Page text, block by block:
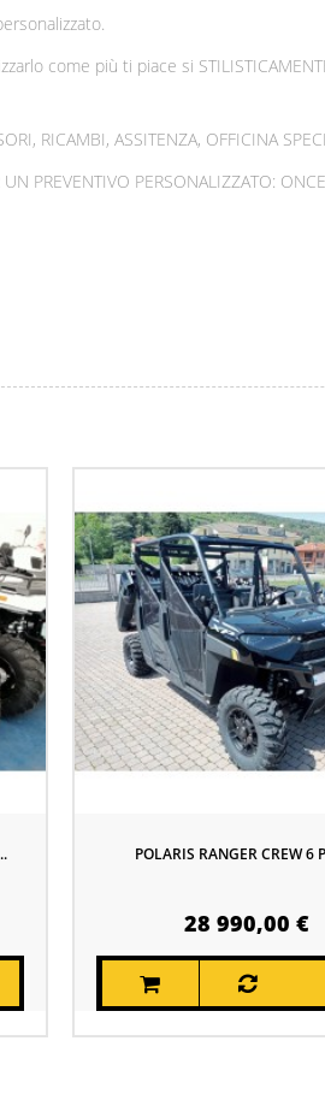
come più ti piace si
RICAMBI, ASSITENZA, OFFICINA
PREVENTIVO PERSONALIZZATO:
POLARIS RANGER CREW 6
28 990,00 €